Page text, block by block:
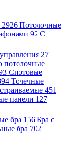
2926 Потолочные
92 С
27
потолочные
Спотовые
Точечные
451
панели 127
бра 156 Бра с
бра 702